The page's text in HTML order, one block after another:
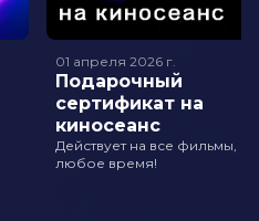
01 апреля 2026 г.
Подарочный
сертификат на
киносеанс
Действует на все фильмы, в
любое время!